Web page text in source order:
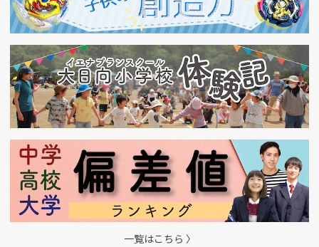
一覧はこちら 〉